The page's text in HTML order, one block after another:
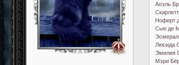
Аоэль
Ноферт
Сью де
Люсида
Эмилия
Мэри